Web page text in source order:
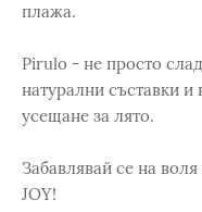
плажа.
Pirulo - не просто
натурални съставки и
усещане за лято.
Забавлявай се на
JOY!